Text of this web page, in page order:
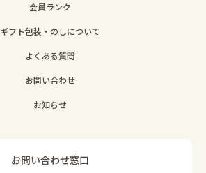
会員ランク
ギフト包装・のしについて
よくある質問
お問い合わせ
お知らせ
お問い合わせ窓口